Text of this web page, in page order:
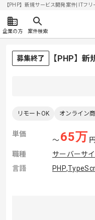
【PHP】新規サービス開発案件| ITフ
企業の方 案件検索
募集終了 【PHP】
リモートOK オンライン
単価
〜65万
職種
サーバーサ
言語
PHP,